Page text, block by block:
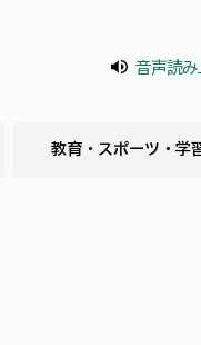
音声読み
教育・スポーツ・学